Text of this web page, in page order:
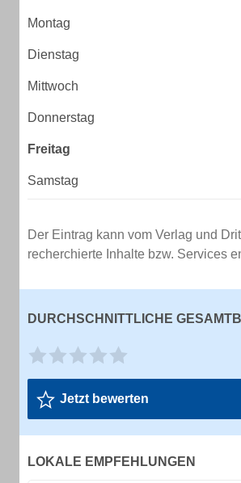
Montag
Dienstag
Mittwoch
Donnerstag
Freitag
Samstag
Der Eintrag kann vom Verlag und
recherchierte Inhalte bzw. Services
DURCHSCHNITTLICHE
Jetzt bewerten
LOKALE EMPFEHLUNGEN